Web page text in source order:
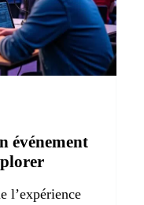
événement
l’expérience